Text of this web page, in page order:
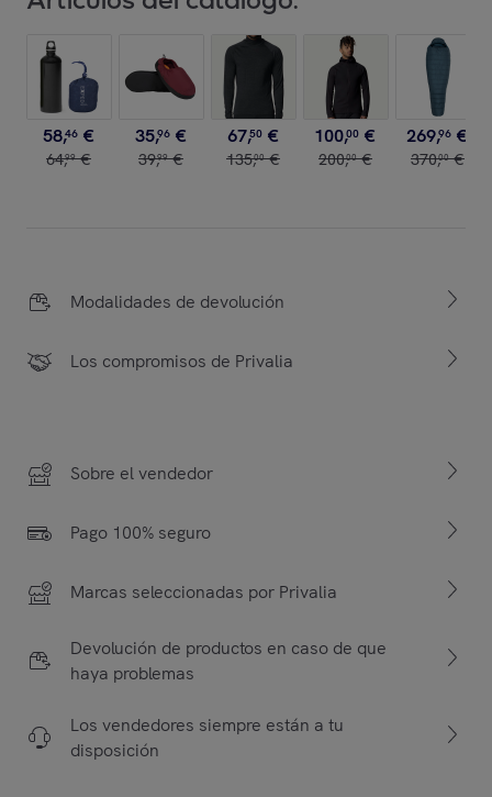
58,46 €
64,99 €
35,96 €
39,99 €
67,50 €
135,00 €
100,00 €
200,00 €
269,96 €
370,00 €
Modalidades de devolución
Los compromisos de Privalia
Sobre el vendedor
Pago 100% seguro
Marcas seleccionadas por Privalia
Devolución de productos en caso de que
haya problemas
Los vendedores siempre están a tu
disposición